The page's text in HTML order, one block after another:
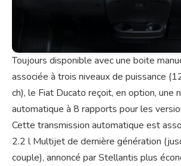
Toujours disponible avec une boite
associée à trois niveaux de puissance
ch), le Fiat Ducato reçoit, en option, une
automatique à 8 rapports pour les
Cette transmission automatique est
2.2 l Multijet de dernière génération
couple), annoncé par Stellantis plus